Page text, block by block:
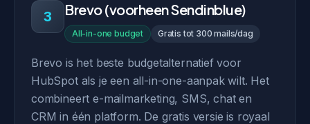
3 Brevo (voorheen Sendinblue)
All-in-one budget Gratis tot 300 mails/dag
Brevo is het beste budgetalternatief voor
HubSpot als je een all-in-one-aanpak wilt. Het
combineert e-mailmarketing, SMS, chat en
CRM in één platform. De gratis versie is royaal